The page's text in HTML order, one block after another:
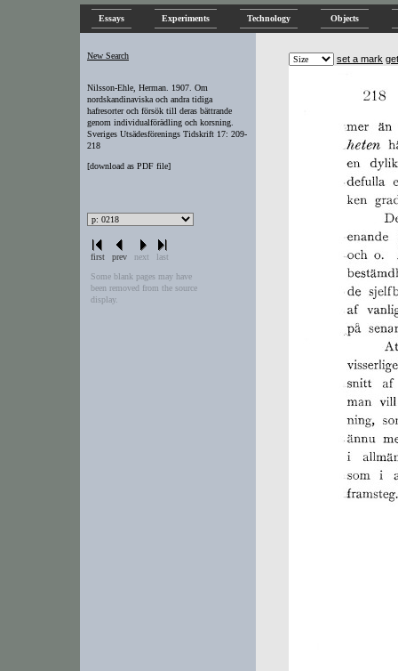
Essays Experiments Technology Objects
New Search
Nilsson-Ehle, Herman. 1907. Om
nordskandinaviska och andra tidiga
hafresorter och försök till deras bättrande
genom individualförädling och korsning.
Sveriges Utsädesförenings Tidskrift 17: 209-
218
[download as PDF file]
first prev next
last
Some blank pages may have
been removed from the source
display.
set a mark